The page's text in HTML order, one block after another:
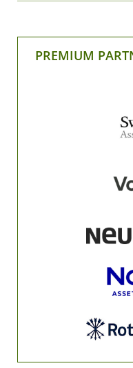
PREMIUM